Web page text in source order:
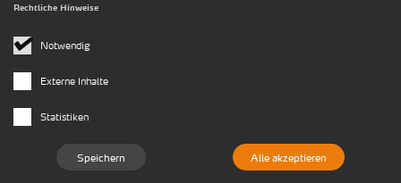
Notwendig
Externe Inhalte
Statistiken
Speichern Alle akzeptieren
Rechtliche Hinweise